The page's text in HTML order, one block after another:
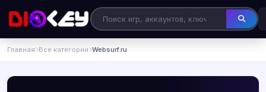
Главная Все категории Websurf.ru